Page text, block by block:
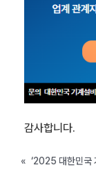
감사합니다.
« ‘2025 대한민국